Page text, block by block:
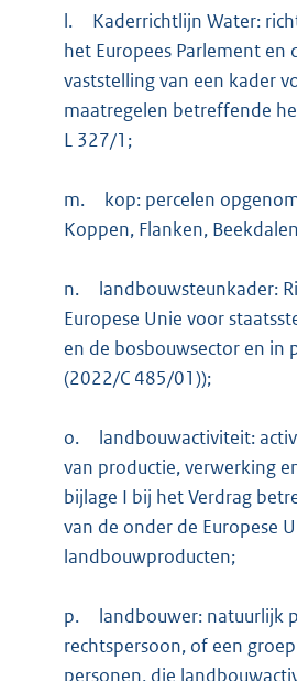
l.
Kaderrichtlijn Water:
het Europees Parlement en
vaststelling van een kader
maatregelen betreffende
L 327/1;
m.
kop: percelen
Koppen, Flanken,
n.
landbouwsteunkader:
Europese Unie voor
en de bosbouwsector en in
(2022/C 485/01));
o.
landbouwactiviteit:
van productie, verwerking
bijlage I bij het Verdrag
van de onder de Europese
landbouwproducten;
p.
landbouwer: natuurlijk
rechtspersoon, of een
personen, die